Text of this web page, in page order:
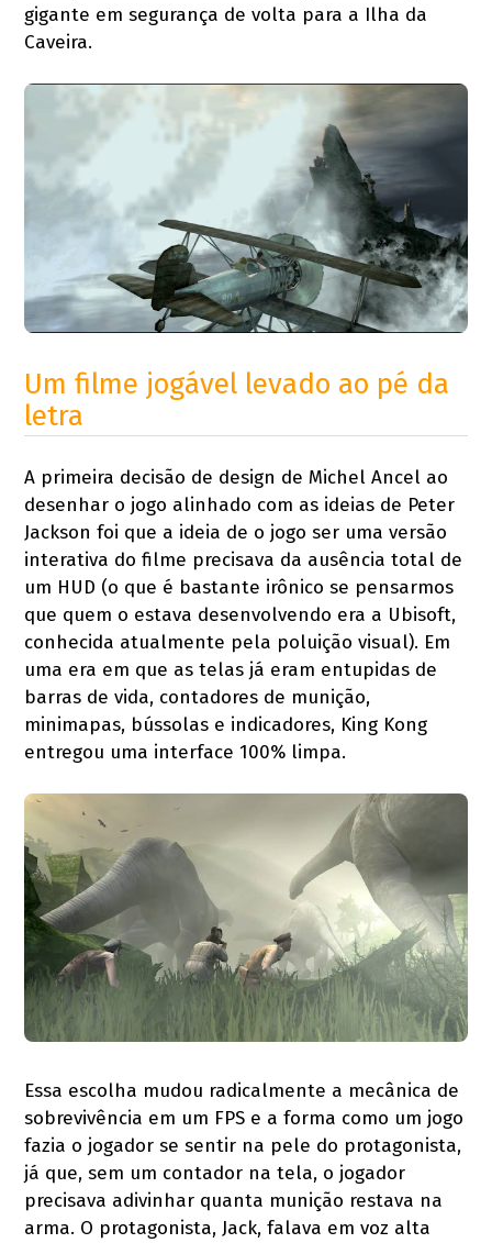
gigante em segurança de volta para a Ilha da
Caveira.
Um filme jogável levado ao pé da
letra
A primeira decisão de design de Michel Ancel ao
desenhar o jogo alinhado com as ideias de Peter
Jackson foi que a ideia de o jogo ser uma versão
interativa do filme precisava da ausência total de
um HUD (o que é bastante irônico se pensarmos
que quem o estava desenvolvendo era a Ubisoft,
conhecida atualmente pela poluição visual). Em
uma era em que as telas já eram entupidas de
barras de vida, contadores de munição,
minimapas, bússolas e indicadores, King Kong
entregou uma interface 100% limpa.
Essa escolha mudou radicalmente a mecânica de
sobrevivência em um FPS e a forma como um jogo
fazia o jogador se sentir na pele do protagonista,
já que, sem um contador na tela, o jogador
precisava adivinhar quanta munição restava na
arma. O protagonista, Jack, falava em voz alta